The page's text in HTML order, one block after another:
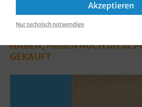
HABEN, HABEN AUCH DIESE
GEKAUFT
Akzeptieren
Nur technisch notwendige